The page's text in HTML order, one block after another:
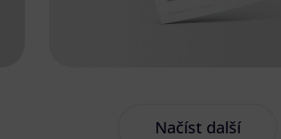
Načíst další